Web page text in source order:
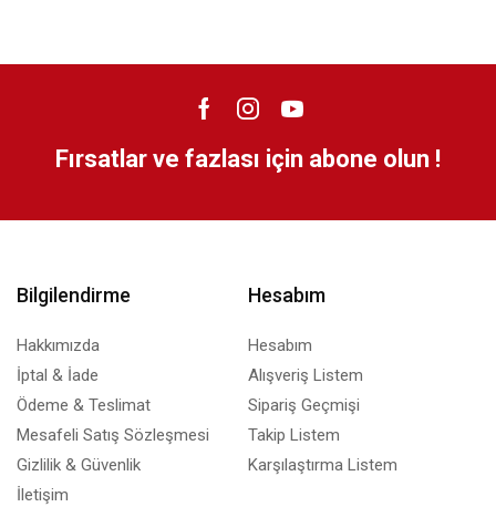
Fırsatlar ve fazlası için abone olun !
Bilgilendirme
Hakkımızda
İptal & İade
Ödeme & Teslimat
Mesafeli Satış Sözleşmesi
Gizlilik & Güvenlik
İletişim
Hesabım
Hesabım
Alışveriş Listem
Sipariş Geçmişi
Takip Listem
Karşılaştırma Listem